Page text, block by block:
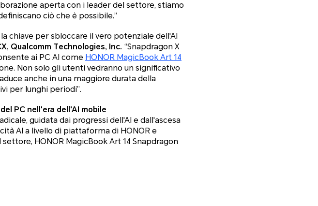
aperta con i leader del settore, stiamo
ciò che è possibile.”
chiave per sbloccare il vero potenziale dell'AI
Qualcomm Technologies, Inc. “Snapdragon X
ai PC AI come HONOR MagicBook Art 14
Non solo gli utenti vedranno un significativo
anche in una maggiore durata della
per lunghi periodi”.
PC nell'era dell'AI mobile
guidata dai progressi dell'AI e dall'ascesa
AI a livello di piattaforma di HONOR e
HONOR MagicBook Art 14 Snapdragon